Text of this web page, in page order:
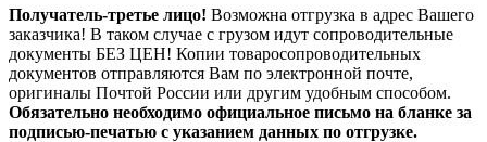
Получатель-третье лицо! Возможна отгрузка в адрес Вашего
заказчика! В таком случае с грузом идут сопроводительные
документы БЕЗ ЦЕН! Копии товаросопроводительных
документов отправляются Вам по электронной почте,
оригиналы Почтой России или другим удобным способом.
Обязательно необходимо официальное письмо на бланке за
подписью-печатью с указанием данных по отгрузке.